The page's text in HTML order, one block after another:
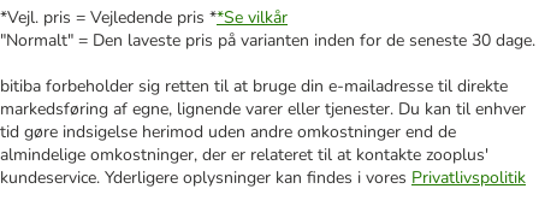
*Vejl. pris = Vejledende pris **Se vilkår
"Normalt" = Den laveste pris på varianten inden for de seneste 30 dage.
bitiba forbeholder sig retten til at bruge din e-mailadresse til direkte
markedsføring af egne, lignende varer eller tjenester. Du kan til enhver
tid gøre indsigelse herimod uden andre omkostninger end de
almindelige omkostninger, der er relateret til at kontakte zooplus'
kundeservice. Yderligere oplysninger kan findes i vores Privatlivspolitik